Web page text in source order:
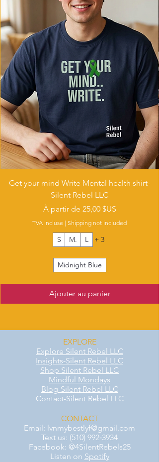
- Tumble dry: low heat
- Iron, steam or dry: low heat
- Do not dryclean
Get your mind Write Mental health shirt-
Silent Rebel LLC
À partir de 25,00 $US
Prix promotionnel
TVA Incluse | Shipping not included
S M. L + 3
Midnight Blue
Ajouter au panier
EXPLORE
Explore Silent Rebel LLC
Insights-Silent Rebel LLC
Shop Silent Rebel LLC
Mindful Mondays
Blog-Silent Rebel LLC
Contact-Silent Rebel LLC
CONTACT
Email: lvnmybestlyf@gmail.com
Text us: (510) 992‑3934
Facebook: @4SilentRebels25
Listen on Spotify